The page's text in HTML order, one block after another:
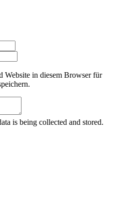
Website in diesem Browser für
is being collected and stored.